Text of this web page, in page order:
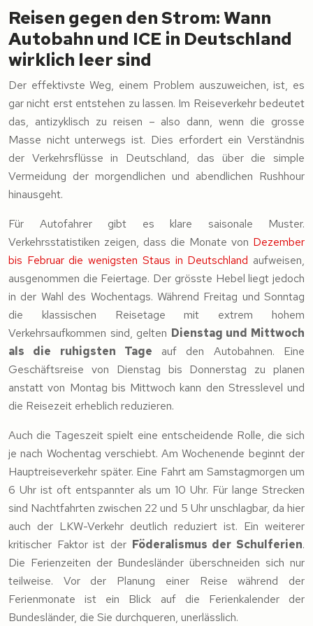
Reisen gegen den Strom: Wann
Autobahn und ICE in Deutschland
wirklich leer sind
Der effektivste Weg, einem Problem auszuweichen, ist, es
gar nicht erst entstehen zu lassen. Im Reiseverkehr bedeutet
das, antizyklisch zu reisen – also dann, wenn die grosse
Masse nicht unterwegs ist. Dies erfordert ein Verständnis
der Verkehrsflüsse in Deutschland, das über die simple
Vermeidung der morgendlichen und abendlichen Rushhour
hinausgeht.
Für Autofahrer gibt es klare saisonale Muster.
Verkehrsstatistiken zeigen, dass die Monate von Dezember
bis Februar die wenigsten Staus in Deutschland aufweisen,
ausgenommen die Feiertage. Der grösste Hebel liegt jedoch
in der Wahl des Wochentags. Während Freitag und Sonntag
die klassischen Reisetage mit extrem hohem
Verkehrsaufkommen sind, gelten Dienstag und Mittwoch
als die ruhigsten Tage auf den Autobahnen. Eine
Geschäftsreise von Dienstag bis Donnerstag zu planen
anstatt von Montag bis Mittwoch kann den Stresslevel und
die Reisezeit erheblich reduzieren.
Auch die Tageszeit spielt eine entscheidende Rolle, die sich
je nach Wochentag verschiebt. Am Wochenende beginnt der
Hauptreiseverkehr später. Eine Fahrt am Samstagmorgen um
6 Uhr ist oft entspannter als um 10 Uhr. Für lange Strecken
sind Nachtfahrten zwischen 22 und 5 Uhr unschlagbar, da hier
auch der LKW-Verkehr deutlich reduziert ist. Ein weiterer
kritischer Faktor ist der Föderalismus der Schulferien.
Die Ferienzeiten der Bundesländer überschneiden sich nur
teilweise. Vor der Planung einer Reise während der
Ferienmonate ist ein Blick auf die Ferienkalender der
Bundesländer, die Sie durchqueren, unerlässlich.